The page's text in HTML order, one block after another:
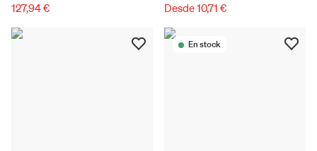
127,94 €
Desde 10,71 €
En stock